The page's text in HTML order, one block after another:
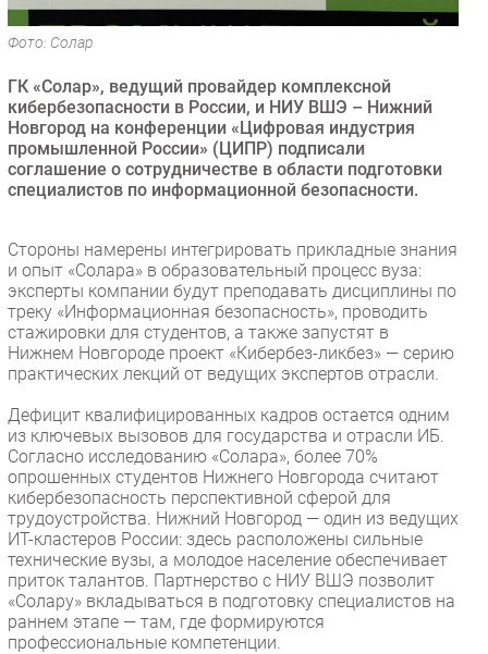
Гаджеты
Здоровье
РАЗДЕЛЫ
Новости
Интервью
Мероприятия
Проекты
IT класс
Тестовый стенд
Фото: Солар
ГК «Солар», ведущий провайдер комплексной
кибербезопасности в России, и НИУ ВШЭ – Нижний
Новгород на конференции «Цифровая индустрия
промышленной России» (ЦИПР) подписали
соглашение о сотрудничестве в области подготовки
специалистов по информационной безопасности.
Стороны намерены интегрировать прикладные знания
и опыт «Солара» в образовательный процесс вуза:
эксперты компании будут преподавать дисциплины по
треку «Информационная безопасность», проводить
стажировки для студентов, а также запустят в
Нижнем Новгороде проект «Кибербез-ликбез» — серию
практических лекций от ведущих экспертов отрасли.
Дефицит квалифицированных кадров остается одним
из ключевых вызовов для государства и отрасли ИБ.
Согласно исследованию «Солара», более 70%
опрошенных студентов Нижнего Новгорода считают
кибербезопасность перспективной сферой для
трудоустройства. Нижний Новгород — один из ведущих
ИТ-кластеров России: здесь расположены сильные
технические вузы, а молодое население обеспечивает
приток талантов. Партнерство с НИУ ВШЭ позволит
«Солару» вкладываться в подготовку специалистов на
раннем этапе — там, где формируются
профессиональные компетенции.